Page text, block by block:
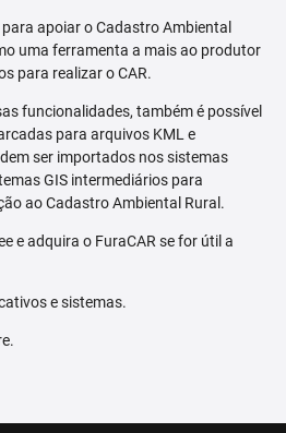
apoiar o Cadastro Ambiental
uma ferramenta a mais ao produtor
para realizar o CAR.
funcionalidades, também é possível
para arquivos KML e
ser importados nos sistemas
GIS intermediários para
ao Cadastro Ambiental Rural.
e adquira o FuraCAR se for útil a
e sistemas.